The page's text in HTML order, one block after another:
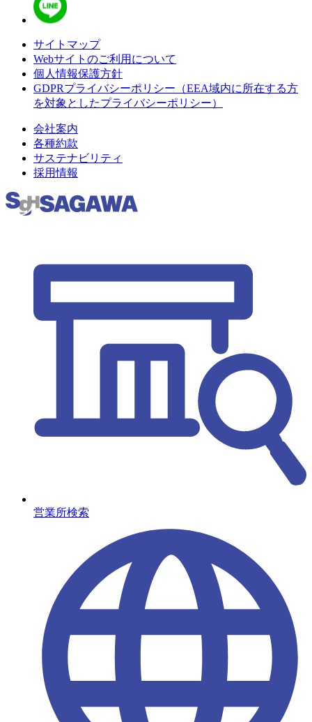
サイトマップ
Webサイトのご利用について
個人情報保護方針
GDPRプライバシーポリシー（EEA域内に所在する方
を対象としたプライバシーポリシー）
会社案内
各種約款
サステナビリティ
採用情報
営業所検索